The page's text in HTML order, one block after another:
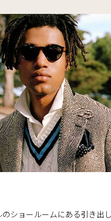
ショールームにある引き出